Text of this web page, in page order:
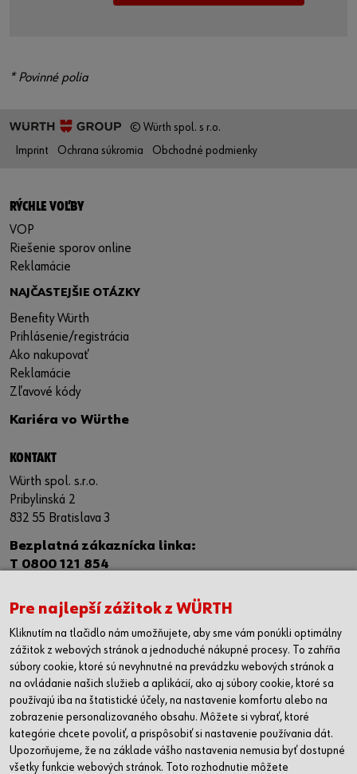
* Povinné polia
© Würth spol. s r.o.
Imprint
Ochrana súkromia Obchodné podmienky
RÝCHLE VOĽBY
VOP
Riešenie sporov online
Reklamácie
NAJČASTEJŠIE OTÁZKY
Benefity Würth
Prihlásenie/registrácia
Ako nakupovať
Reklamácie
Zľavové kódy
Kariéra vo Würthe
KONTAKT
Würth spol. s.r.o.
Pribylinská 2
832 55 Bratislava 3
Bezplatná zákaznícka linka:
T 0800 121 854
IČ DPH: SK 2020332534
Kontaktný formulár
PREDAJNE
Banská Bystrica
Bratislava
Košice
Nitra
Pre najlepší zážitok z WÜRTH
Kliknutím na tlačidlo nám umožňujete, aby sme vám ponúkli optimálny
zážitok z webových stránok a jednoduché nákupné procesy. To zahŕňa
súbory cookie, ktoré sú nevyhnutné na prevádzku webových stránok a
na ovládanie našich služieb a aplikácií, ako aj súbory cookie, ktoré sa
používajú iba na štatistické účely, na nastavenie komfortu alebo na
zobrazenie personalizovaného obsahu. Môžete si vybrať, ktoré
kategórie chcete povoliť, a prispôsobiť si nastavenie používania dát.
Upozorňujeme, že na základe vášho nastavenia nemusia byť dostupné
všetky funkcie webových stránok. Toto rozhodnutie môžete